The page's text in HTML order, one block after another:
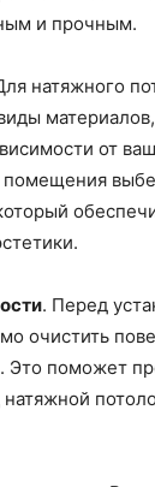
и прочным.
натяжного
от
помещения
. Перед
очистить
Это поможет